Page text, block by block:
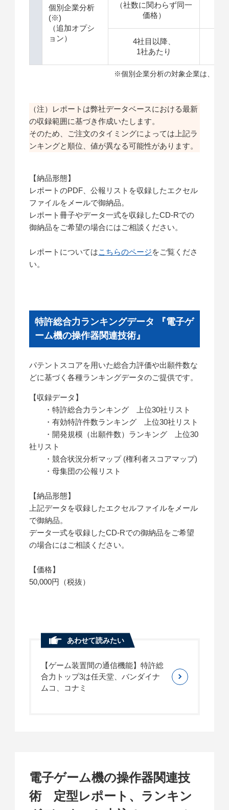
個別企業分析
(※)
（追加オプシ
ョン）
（社数に関わらず同一
価格）
4社目以降、
1社あたり
※個別企業分析の対象企業は、特
（注）レポートは弊社データベースにおける最新
の収録範囲に基づき作成いたします。
そのため、ご注文のタイミングによっては上記ラ
ンキングと順位、値が異なる可能性があります。
【納品形態】
レポートのPDF、公報リストを収録したエクセル
ファイルをメールで御納品。
レポート冊子やデータ一式を収録したCD-Rでの
御納品をご希望の場合にはご相談ください。
レポートについてはこちらのページをご覧くださ
い。
特許総合力ランキングデータ 『電子ゲ
ーム機の操作器関連技術』
パテントスコアを用いた総合力評価や出願件数な
どに基づく各種ランキングデータのご提供です。
【収録データ】
・特許総合力ランキング 上位30社リスト
・有効特許件数ランキング 上位30社リスト
・開発規模（出願件数）ランキング 上位30
社リスト
・競合状況分析マップ (権利者スコアマップ)
・母集団の公報リスト
【納品形態】
上記データを収録したエクセルファイルをメール
で御納品。
データ一式を収録したCD-Rでの御納品をご希望
の場合にはご相談ください。
【価格】
50,000円（税抜）
あわせて読みたい
【ゲーム装置間の通信機能】特許総
合力トップ3は任天堂、バンダイナ
ムコ、コナミ
電子ゲーム機の操作器関連技
術 定型レポート、ランキン